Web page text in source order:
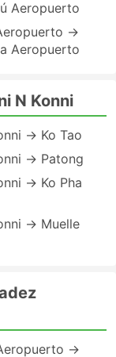
Aeropuerto
→
Aeropuerto
N Konni
→ Ko Tao
→ Patong
→ Ko Pha
→ Muelle
→